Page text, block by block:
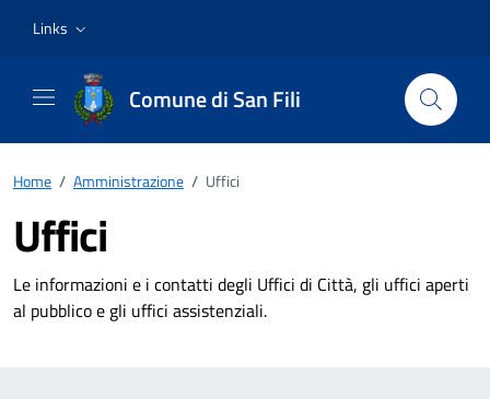
Links
Comune di San Fili
Home / Amministrazione / Uffici
Uffici
Le informazioni e i contatti degli Uffici di Città, gli uffici aperti
al pubblico e gli uffici assistenziali.